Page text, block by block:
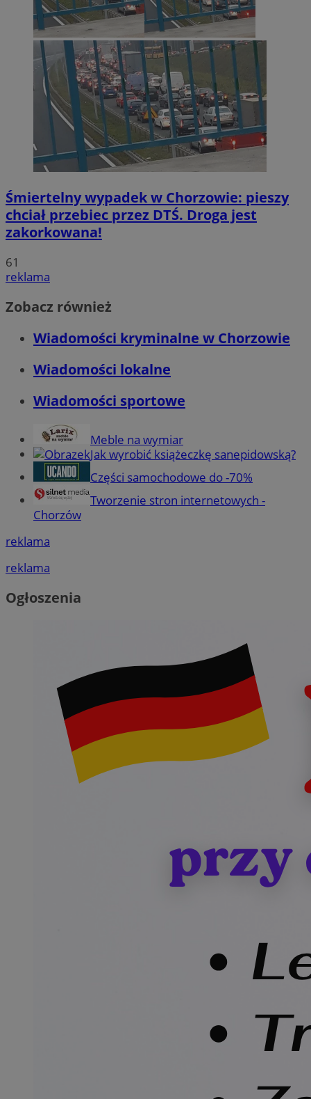
Śmiertelny wypadek w Chorzowie: pieszy
chciał przebiec przez DTŚ. Droga jest
zakorkowana!
61
reklama
Zobacz również
Wiadomości kryminalne w Chorzowie
Wiadomości lokalne
Wiadomości sportowe
Meble na wymiar
Jak wyrobić książeczkę sanepidowską?
Części samochodowe do -70%
Tworzenie stron internetowych -
Chorzów
reklama
reklama
Ogłoszenia